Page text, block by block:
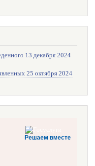
13 декабря 2024
25 октября 2024
Решаем вместе